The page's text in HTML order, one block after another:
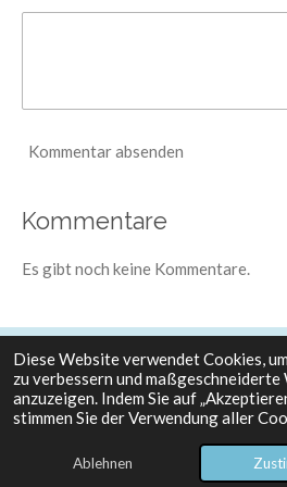
Diese Website verwendet Cookies,
zu verbessern und maßgeschneiderte
anzuzeigen. Indem Sie auf
stimmen Sie der Verwendung aller
Ablehnen
Kommentar absenden
Kommentare
Es gibt noch keine Kommentare.
© 2025 Theatertotalbesteuert
Datenschutzerklärung